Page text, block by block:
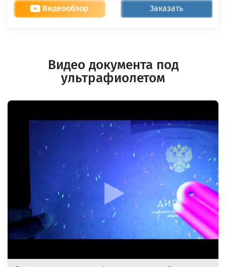
Видеообзор Заказать
Видео документа под
ультрафиолетом